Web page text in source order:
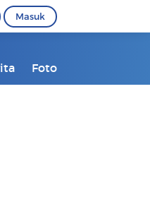
Masuk
Foto